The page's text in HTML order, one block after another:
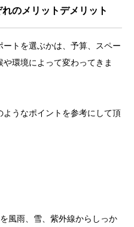
のメリットデメリット
トを選ぶかは、予算、スペー
環境によって変わってきま
うなポイントを参考にして頂
風雨、雪、紫外線からしっか